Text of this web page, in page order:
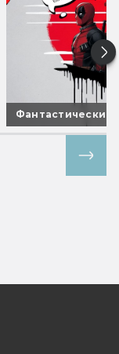
Фантастические